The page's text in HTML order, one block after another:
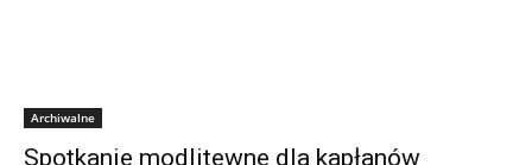
Archiwalne
Spotkanie modlitewne dla kapłanów